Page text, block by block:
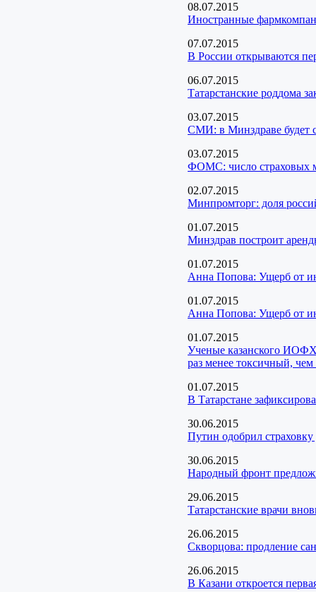
08.07.2015
Иностранные
07.07.2015
В России открываются
06.07.2015
Татарстанские роддома
03.07.2015
СМИ: в Минздраве будет
03.07.2015
ФОМС: число страховых
02.07.2015
Минпромторг: доля
01.07.2015
Минздрав построит
01.07.2015
Анна Попова: Ущерб от
01.07.2015
Анна Попова: Ущерб от
01.07.2015
Ученые казанского ИОФХ
раз менее токсичный, чем
01.07.2015
В Татарстане
30.06.2015
Путин одобрил
30.06.2015
Народный фронт
29.06.2015
Татарстанские врачи
26.06.2015
Скворцова: продление
26.06.2015
В Казани откроется